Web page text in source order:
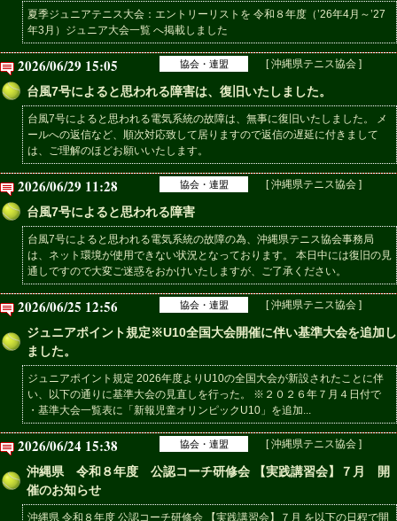
夏季ジュニアテニス大会：エントリーリストを 令和８年度（’26年4月～’27
年3月）ジュニア大会一覧 へ掲載しました
2026/06/29 15:05 協会・連盟 [ 沖縄県テニス協会 ]
台風7号によると思われる障害は、復旧いたしました。
台風7号によると思われる電気系統の故障は、無事に復旧いたしました。 メ
ールへの返信など、順次対応致して居りますので返信の遅延に付きまして
は、ご理解のほどお願いいたします。
2026/06/29 11:28 協会・連盟 [ 沖縄県テニス協会 ]
台風7号によると思われる障害
台風7号によると思われる電気系統の故障の為、沖縄県テニス協会事務局
は、ネット環境が使用できない状況となっております。 本日中には復旧の見
通しですので大変ご迷惑をおかけいたしますが、ご了承ください。
2026/06/25 12:56 協会・連盟 [ 沖縄県テニス協会 ]
ジュニアポイント規定※U10全国大会開催に伴い基準大会を追加し
ました。
ジュニアポイント規定 2026年度よりU10の全国大会が新設されたことに伴
い、以下の通りに基準大会の見直しを行った。 ※２０２６年７月４日付で
・基準大会一覧表に「新報児童オリンピックU10」を追加...
2026/06/24 15:38 協会・連盟 [ 沖縄県テニス協会 ]
沖縄県 令和８年度 公認コーチ研修会 【実践講習会】７月 開
催のお知らせ
沖縄県 令和８年度 公認コーチ研修会 【実践講習会】７月 を以下の日程で開